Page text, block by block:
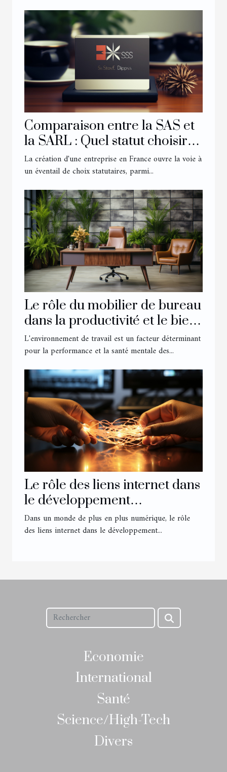
Comparaison entre la SAS et
la SARL : Quel statut choisir
pour son entreprise ?
La création d'une entreprise en France ouvre la voie à
un éventail de choix statutaires, parmi...
Le rôle du mobilier de bureau
dans la productivité et le bien-
être des salariés
L'environnement de travail est un facteur déterminant
pour la performance et la santé mentale des...
Le rôle des liens internet dans
le développement
économique
Dans un monde de plus en plus numérique, le rôle
des liens internet dans le développement...
Economie
International
Santé
Science/High-Tech
Divers